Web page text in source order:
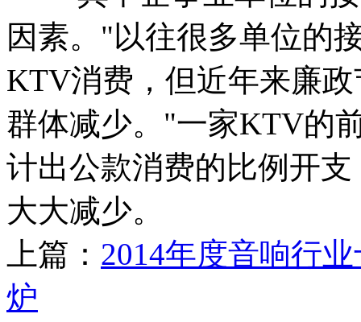
因素。"以往很多单位的
KTV消费，但近年来廉
群体减少。"一家KTV的
计出公款消费的比例开
大大减少。
上篇： 2014年度音响行
炉